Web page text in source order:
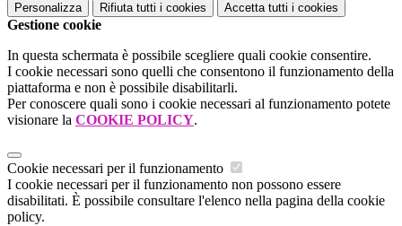
Personalizza Rifiuta tutti i cookies Accetta tutti i cookies
Gestione cookie
In questa schermata è possibile scegliere quali cookie consentire.
I cookie necessari sono quelli che consentono il funzionamento della
piattaforma e non è possibile disabilitarli.
Per conoscere quali sono i cookie necessari al funzionamento potete
visionare la COOKIE POLICY.
Cookie necessari per il funzionamento
I cookie necessari per il funzionamento non possono essere
disabilitati. È possibile consultare l'elenco nella pagina della cookie
policy.